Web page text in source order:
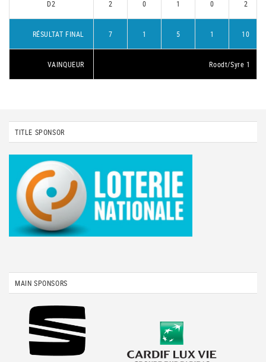
D2 2 0 1 0 2
RÉSULTAT FINAL 7 1 5 1 10
VAINQUEUR Roodt/Syre 1
TITLE SPONSOR
MAIN SPONSORS